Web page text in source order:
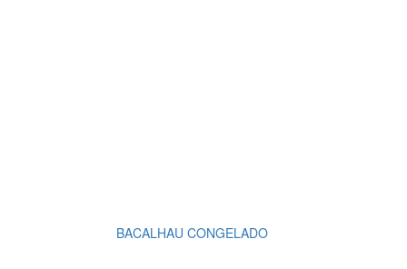
BACALHAU CONGELADO